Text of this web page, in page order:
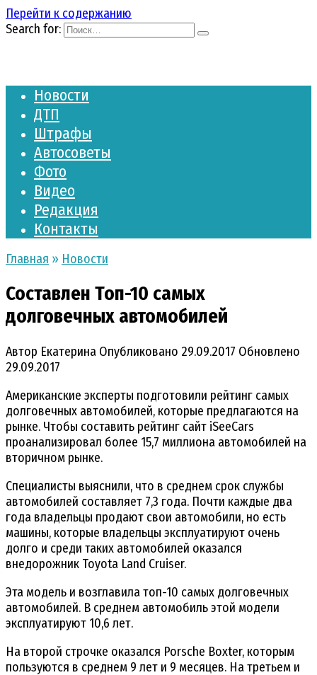
Перейти к содержанию
Search for:
Новости
ДТП
Штрафы
Автосоветы
Фото
Видео
Редакция
Контакты
Главная » Новости
Составлен Топ-10 самых
долговечных автомобилей
Автор Екатерина Опубликовано 29.09.2017 Обновлено
29.09.2017
Американские эксперты подготовили рейтинг самых
долговечных автомобилей, которые предлагаются на
рынке. Чтобы составить рейтинг сайт iSeeCars
проанализировал более 15,7 миллиона автомобилей на
вторичном рынке.
Специалисты выяснили, что в среднем срок службы
автомобилей составляет 7,3 года. Почти каждые два
года владельцы продают свои автомобили, но есть
машины, которые владельцы эксплуатируют очень
долго и среди таких автомобилей оказался
внедорожник Toyota Land Cruiser.
Эта модель и возглавила топ-10 самых долговечных
автомобилей‍. В среднем автомобиль этой модели
эксплуатируют 10,6 лет.
На второй строчке оказался Porsche Boxter, которым
пользуются в среднем 9 лет и 9 месяцев. На третьем и